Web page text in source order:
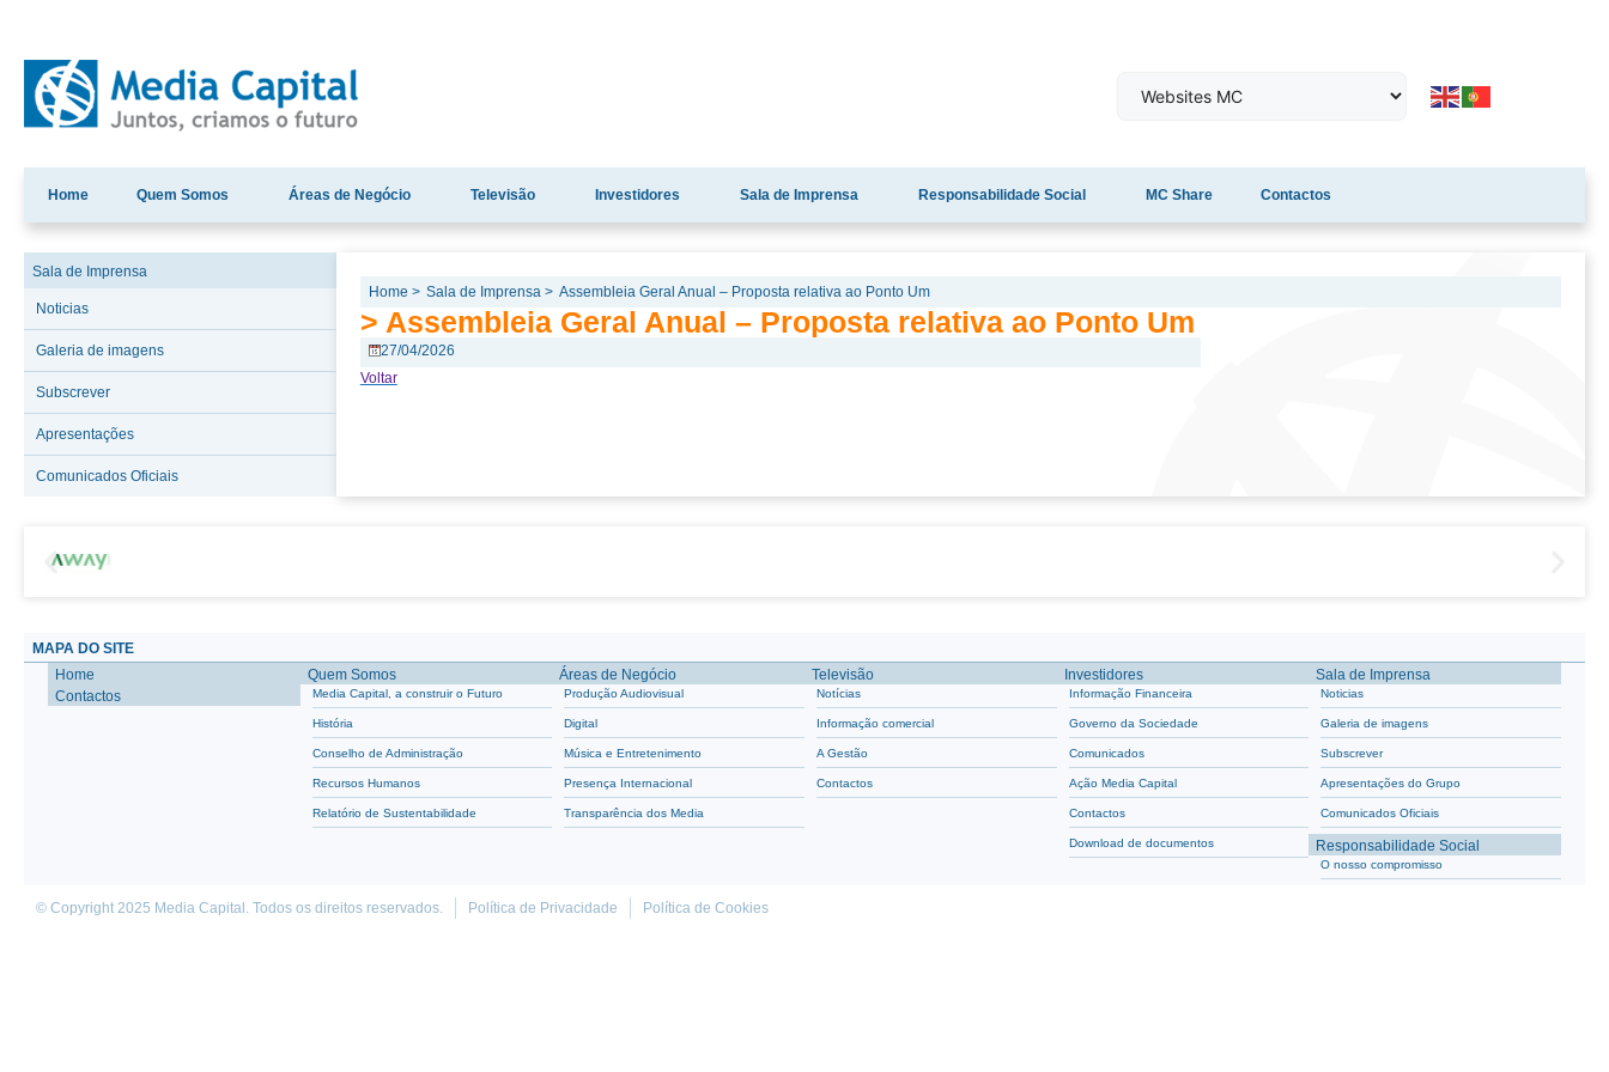
Home Quem Somos Áreas de Negócio Televisão Investidores Sala de Imprensa Responsabilidade Social MC Share Contactos
Sala de Imprensa
Noticias
Galeria de imagens
Subscrever
Apresentações
Comunicados Oficiais
Home > Sala de Imprensa > Assembleia Geral Anual – Proposta relativa ao Ponto Um
> Assembleia Geral Anual – Proposta relativa ao Ponto Um
27/04/2026
Voltar
MAPA DO SITE
Home
Contactos
Quem Somos
Media Capital, a construir o Futuro
História
Conselho de Administração
Recursos Humanos
Relatório de Sustentabilidade
Áreas de Negócio
Produção Audiovisual
Digital
Música e Entretenimento
Presença Internacional
Transparência dos Media
Televisão
Notícias
Informação comercial
A Gestão
Contactos
Investidores
Informação Financeira
Governo da Sociedade
Comunicados
Ação Media Capital
Contactos
Download de documentos
Sala de Imprensa
Noticias
Galeria de imagens
Subscrever
Apresentações do Grupo
Comunicados Oficiais
Responsabilidade Social
O nosso compromisso
© Copyright 2025 Media Capital. Todos os direitos reservados. Política de Privacidade Política de Cookies